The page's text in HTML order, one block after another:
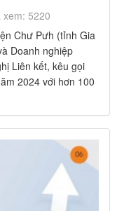
5220
Chư Pưh (tỉnh Gia
Doanh nghiệp
Liên kết, kêu gọi
2024 với hơn 100